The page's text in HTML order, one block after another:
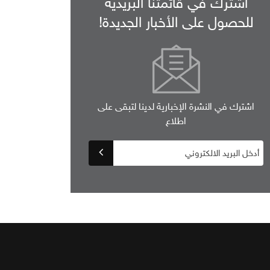
للحصول على الأخبار الجديدة!
اشترك في النشرة الإخبارية لدينا لتبقى على
اطلاع